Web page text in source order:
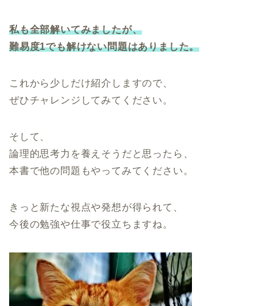
私も全部解いてみましたが、
難易度1でも解けない問題はありました。
これから少しだけ紹介しますので、
ぜひチャレンジしてみてください。
そして、
論理的思考力を養えそうだと思ったら、
本書で他の問題もやってみてください。
きっと新たな視点や発想が得られて、
今後の勉強や仕事で役立ちますね。